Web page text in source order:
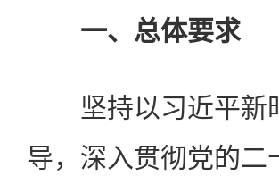
一、总体要求
坚持以习近平新
导，深入贯彻党的二